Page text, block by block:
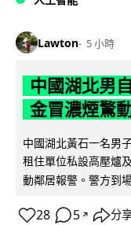
Lawton 5 小時
中國湖北男
金冒濃煙驚
中國湖北黃石一名男
租住單位私設高壓爐
動鄰居報警。警方到
28 5 ↗ 分